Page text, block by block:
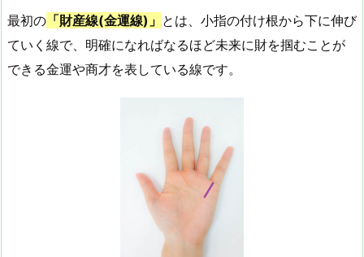
最初の 「財産線(金運線)」 とは、小指の付け根から下に伸び
ていく線で、明確になればなるほど未来に財を掴むことが
できる金運や商才を表している線です。